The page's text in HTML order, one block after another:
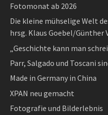
Fotomonat ab 2026
Die kleine mühselige Welt
hrsg. Klaus Goebel/Günther
„Geschichte kann man
Parr, Salgado und Toscani
Made in Germany in China
XPAN neu gemacht
Fotografie und Bilderlebnis